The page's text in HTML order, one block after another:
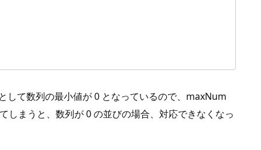
して数列の最小値が 0 となっているので、maxNum
しまうと、数列が 0 の並びの場合、対応できなくなっ